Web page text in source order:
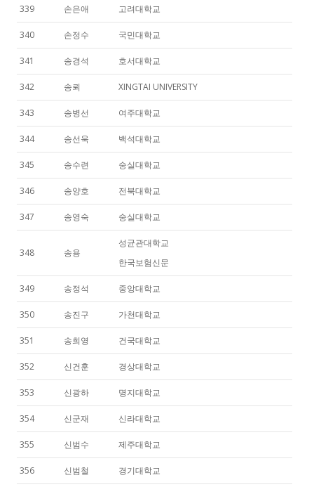
339 손은애 고려대학교
340 손정수 국민대학교
341 송경석 호서대학교
342 송뢰 XINGTAI UNIVERSITY
343 송병선 여주대학교
344 송선욱 백석대학교
345 송수련 숭실대학교
346 송양호 전북대학교
347 송영숙 숭실대학교
348 송용
성균관대학교
한국보험신문
349 송정석 중앙대학교
350 송진구 가천대학교
351 송희영 건국대학교
352 신건훈 경상대학교
353 신광하 명지대학교
354 신군재 신라대학교
355 신범수 제주대학교
356 신범철 경기대학교